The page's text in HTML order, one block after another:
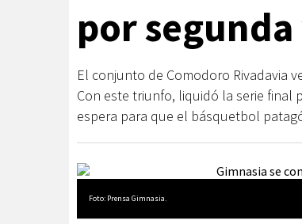
por
El conjunto de Comodoro Rivadavia
Con este triunfo, liquidó la serie final
espera para que el básquetbol
Foto: Prensa Gimnasia.